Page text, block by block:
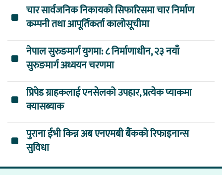
चार सार्वजनिक निकायको सिफारिसमा चार निर्माण
कम्पनी तथा आपूर्तिकर्ता कालोसूचीमा
नेपाल सुरुङमार्ग युगमा: ८ निर्माणाधीन, २३ नयाँ
सुरुङमार्ग अध्ययन चरणमा
प्रिपेड ग्राहकलाई एनसेलको उपहार, प्रत्येक प्याकमा
क्यासब्याक
पुराना ईभी किन्न अब एनएमबी बैंकको रिफाइनान्स
सुविधा